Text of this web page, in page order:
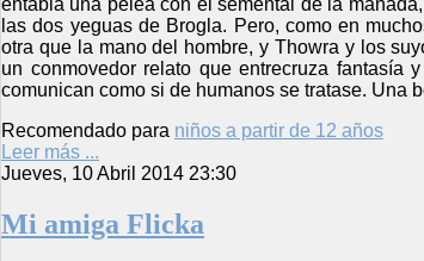
las dos yeguas de Brogla. Pero, como en
otra que la mano del hombre, y Thowra y los
un conmovedor relato que entrecruza
comunican como si de humanos se tratase. Una
Recomendado para niños a partir de 12 años
Leer más ...
Jueves, 10 Abril 2014 23:30
Mi amiga Flicka